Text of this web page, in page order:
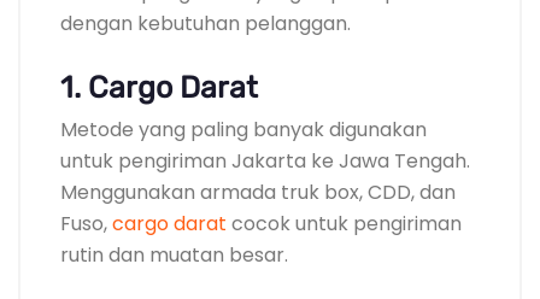
dengan kebutuhan pelanggan.
1. Cargo Darat
Metode yang paling banyak digunakan
untuk pengiriman Jakarta ke Jawa Tengah.
Menggunakan armada truk box, CDD, dan
Fuso,cargo darat cocok untuk pengiriman
rutin dan muatan besar.